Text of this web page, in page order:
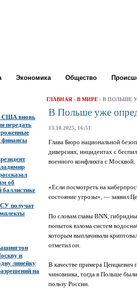
Экономика Общество
США вновь
передать
финансы
об
баллистике
получат
и
линейку
на
ГЛАВНАЯ › В МИРЕ › В ПОЛЬШЕ
В Польше уже
13.10.2025, 16:51
Глава Бюро национальной
диверсиях, инцидентах с
военного конфликта с Москвой.
«Если посмотреть на
состояние угрозы», — заявил
По словам главы BNN,
попыток взлома систем
которым выплачивали
отметил он.
В качестве примера
чиновника, тогда в Польше
пользу России.